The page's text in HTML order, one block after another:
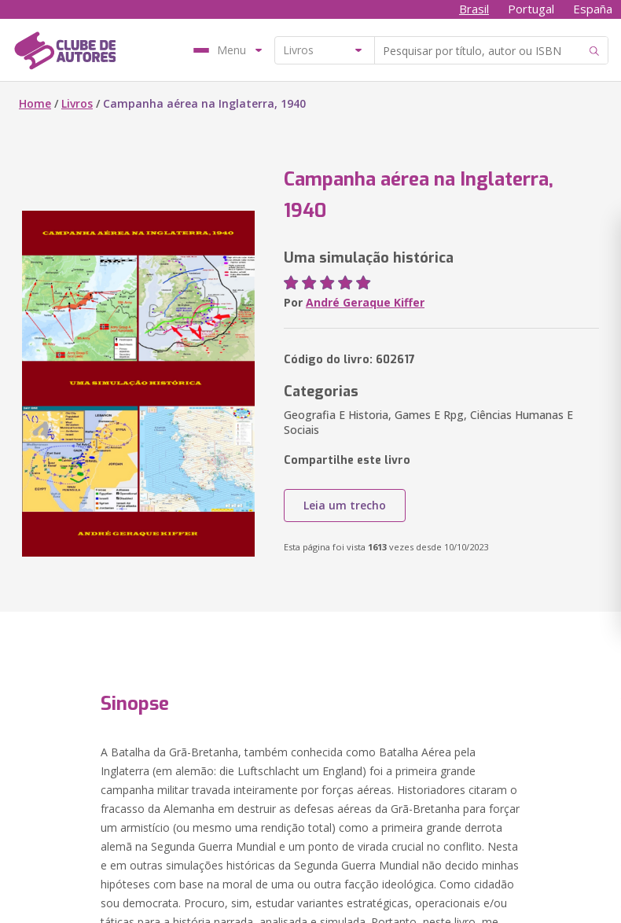
Brasil Portugal España
Menu
Home / Livros / Campanha aérea na Inglaterra, 1940
Campanha aérea na Inglaterra,
1940
Uma simulação histórica
Por André Geraque Kiffer
Código do livro: 602617
Categorias
Geografia E Historia, Games E Rpg, Ciências Humanas E
Sociais
Compartilhe este livro
Leia um trecho
Esta página foi vista 1613 vezes desde 10/10/2023
Sinopse
A Batalha da Grã-Bretanha, também conhecida como Batalha Aérea pela
Inglaterra (em alemão: die Luftschlacht um England) foi a primeira grande
campanha militar travada inteiramente por forças aéreas. Historiadores citaram o
fracasso da Alemanha em destruir as defesas aéreas da Grã-Bretanha para forçar
um armistício (ou mesmo uma rendição total) como a primeira grande derrota
alemã na Segunda Guerra Mundial e um ponto de virada crucial no conflito. Nesta
e em outras simulações históricas da Segunda Guerra Mundial não decido minhas
hipóteses com base na moral de uma ou outra facção ideológica. Como cidadão
sou democrata. Procuro, sim, estudar variantes estratégicas, operacionais e/ou